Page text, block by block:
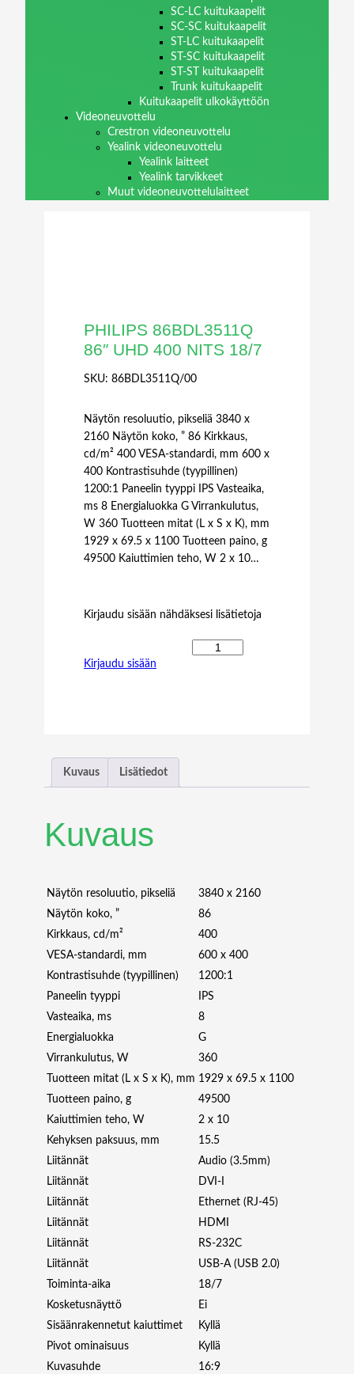
SC-LC kuitukaapelit
SC-SC kuitukaapelit
ST-LC kuitukaapelit
ST-SC kuitukaapelit
ST-ST kuitukaapelit
Trunk kuitukaapelit
Kuitukaapelit ulkokäyttöön
Videoneuvottelu
Crestron videoneuvottelu
Yealink videoneuvottelu
Yealink laitteet
Yealink tarvikkeet
Muut videoneuvottelulaitteet
PHILIPS 86BDL3511Q
86″ UHD 400 NITS 18/7
SKU: 86BDL3511Q/00
Näytön resoluutio, pikseliä 3840 x
2160 Näytön koko, ” 86 Kirkkaus,
cd/m² 400 VESA-standardi, mm 600 x
400 Kontrastisuhde (tyypillinen)
1200:1 Paneelin tyyppi IPS Vasteaika,
ms 8 Energialuokka G Virrankulutus,
W 360 Tuotteen mitat (L x S x K), mm
1929 x 69.5 x 1100 Tuotteen paino, g
49500 Kaiuttimien teho, W 2 x 10…
Kirjaudu sisään nähdäksesi lisätietoja
6
H
0
N
m
Kirjaudu sisään
Kuvaus Lisätiedot
Kuvaus
Näytön resoluutio, pikseliä
3840 x 2160
Näytön koko, ”
86
Kirkkaus, cd/m²
400
VESA-standardi, mm
600 x 400
Kontrastisuhde (tyypillinen)
1200:1
Paneelin tyyppi
IPS
Vasteaika, ms
8
Energialuokka
G
Virrankulutus, W
360
Tuotteen mitat (L x S x K), mm 1929 x 69.5 x 1100
Tuotteen paino, g
49500
Kaiuttimien teho, W
2 x 10
Kehyksen paksuus, mm
15.5
Liitännät
Audio (3.5mm)
Liitännät
DVI-I
Liitännät
Ethernet (RJ-45)
Liitännät
HDMI
Liitännät
RS-232C
Liitännät
USB-A (USB 2.0)
Toiminta-aika
18/7
Kosketusnäyttö
Ei
Sisäänrakennetut kaiuttimet
Kyllä
Pivot ominaisuus
Kyllä
Kuvasuhde
16:9